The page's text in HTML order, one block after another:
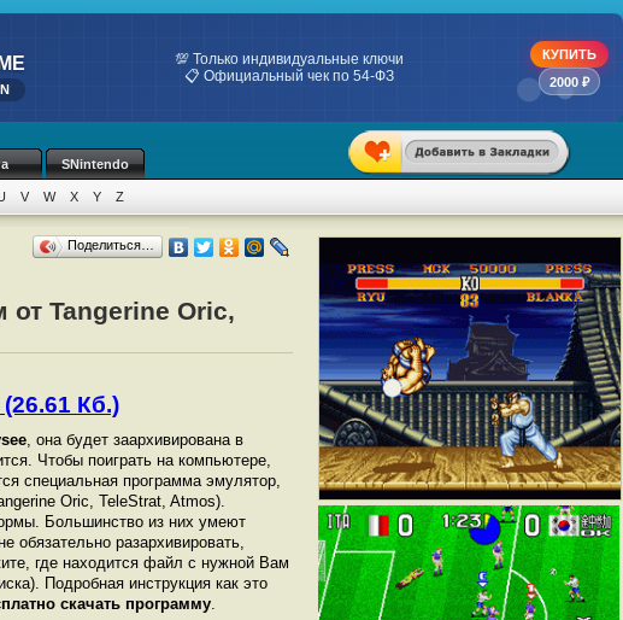
💯 Только индивидуальные ключи
📋 Официальный чек по 54-ФЗ
КУПИТЬ
2000 ₽
SNintendo
V W X Y Z
Поделиться…
от Tangerine Oric,
Кб.)
, она будет заархивирована в
Чтобы поиграть на компьютере,
специальная программа эмулятор,
Oric, TeleStrat, Atmos).
Большинство из них умеют
обязательно разархивировать,
где находится файл с нужной Вам
Подробная инструкция как это
скачать программу.